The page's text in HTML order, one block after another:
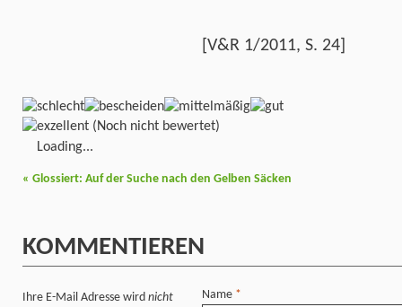
[V&R 1/2011, S. 24]
(Noch nicht bewertet)
Loading...
« Glossiert: Auf der Suche nach den Gelben Säcken
KOMMENTIEREN
Ihre E-Mail Adresse wird nicht
Name *